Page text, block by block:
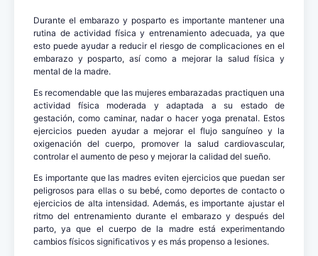
Durante el embarazo y posparto es importante mantener una
rutina de actividad física y entrenamiento adecuada, ya que
esto puede ayudar a reducir el riesgo de complicaciones en el
embarazo y posparto, así como a mejorar la salud física y
mental de la madre.
Es recomendable que las mujeres embarazadas practiquen una
actividad física moderada y adaptada a su estado de
gestación, como caminar, nadar o hacer yoga prenatal. Estos
ejercicios pueden ayudar a mejorar el flujo sanguíneo y la
oxigenación del cuerpo, promover la salud cardiovascular,
controlar el aumento de peso y mejorar la calidad del sueño.
Es importante que las madres eviten ejercicios que puedan ser
peligrosos para ellas o su bebé, como deportes de contacto o
ejercicios de alta intensidad. Además, es importante ajustar el
ritmo del entrenamiento durante el embarazo y después del
parto, ya que el cuerpo de la madre está experimentando
cambios físicos significativos y es más propenso a lesiones.